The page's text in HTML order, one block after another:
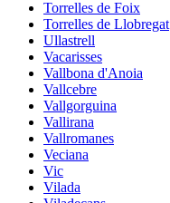
Torrelles de Foix
Torrelles de Llobregat
Ullastrell
Vacarisses
Vallbona d'Anoia
Vallcebre
Vallgorguina
Vallirana
Vallromanes
Veciana
Vic
Vilada